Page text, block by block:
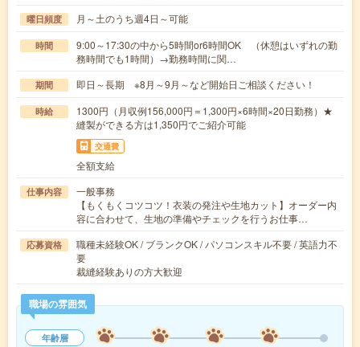
曜日頻度 月～土のうち週4日～可能
時間
9:00～17:30の中から5時間or6時間OK （休憩はいずれの勤
務時間でも1時間）→勤務時間に関…
期間 即日～長期 ※8月～9月～など開始日ご相談ください！
時給
1300円（月収例156,000円＝1,300円×6時間×20日勤務）★
縫製ができる方は1,350円でご紹介可能
交通費
全額支給
仕事内容
一般事務
【もくもくコツコツ！衣装の発注や生地カット】オーダー内
容に合わせて、生地の準備やチェックを行うお仕事…
応募資格
職種未経験OK / ブランクOK / パソコンスキル不要 / 英語力不
要
裁縫経験ありの方大歓迎
職場の雰囲気
年齢層